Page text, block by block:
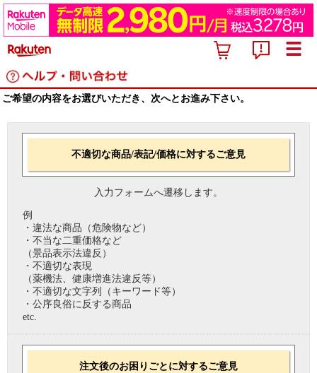
ご希望の内容をお選びいただき、次へとお進み下さい。
不適切な商品/表記/価格に対するご意見
入力フォームへ遷移します。
例
・違法な商品（危険物など）
・不当な二重価格など
（景品表示法違反）
・不適切な表現
（薬機法、健康増進法違反等）
・不適切な文字列（キーワード等）
・公序良俗に反する商品
etc.
注文後のお困りごとに対するご意見